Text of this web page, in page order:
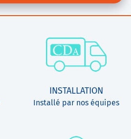
INSTALLATION
Installé par nos équipes